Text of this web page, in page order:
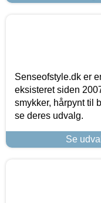
Senseofstyle.dk er
eksisteret siden
smykker, hårpynt til
se deres udvalg.
Se